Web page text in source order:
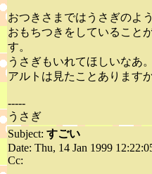
おつきさまではうさぎのよ
おもちつきをしていること
す。
うさぎもいれてほしいなあ。
アルトは見たことあります
-----
うさぎ
Subject: すごい
Date: Thu, 14 Jan 1999
Cc: